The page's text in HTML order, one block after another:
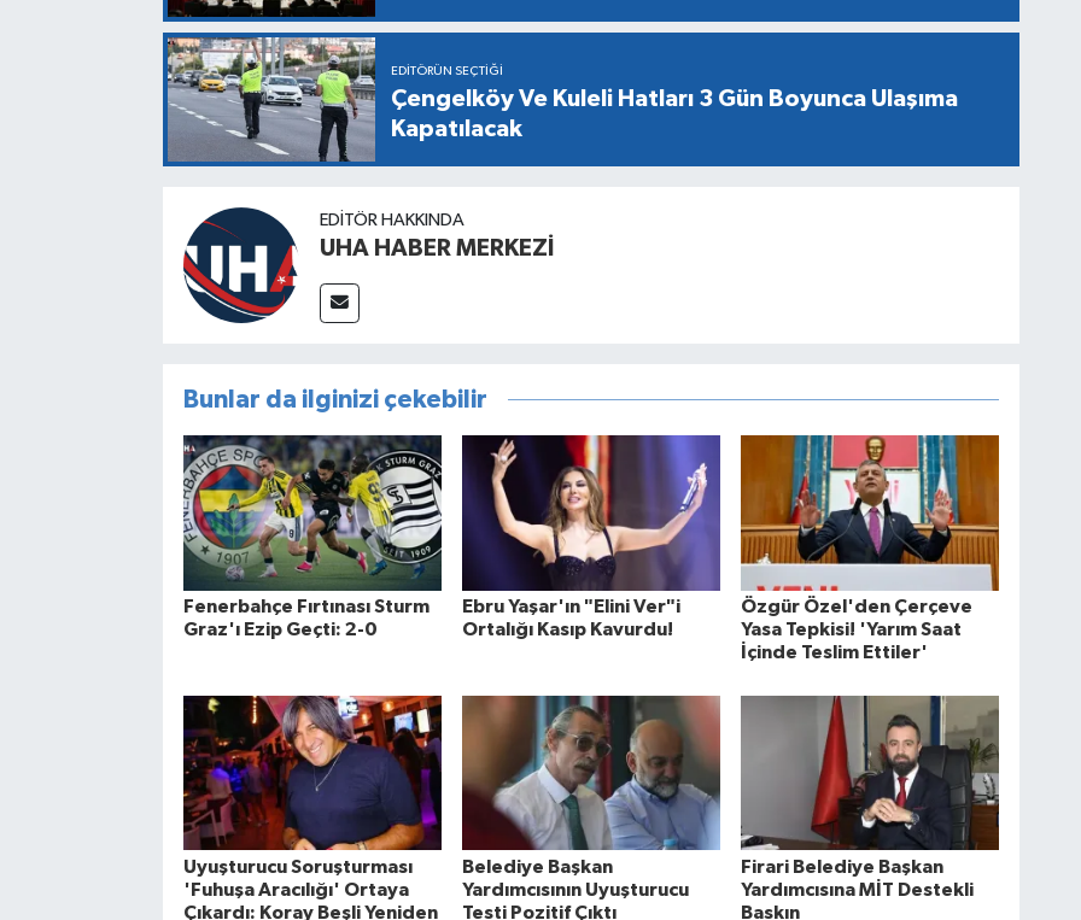
EDITÖRÜN SEÇTIĞI
Çengelköy Ve Kuleli Hatları 3 Gün Boyunca Ulaşıma
Kapatılacak
EDITÖR HAKKINDA
UHA HABER MERKEZİ
Bunlar da ilginizi çekebilir
Fenerbahçe Fırtınası Sturm
Graz'ı Ezip Geçti: 2-0
Ebru Yaşar'ın "Elini Ver"i
Ortalığı Kasıp Kavurdu!
Özgür Özel'den Çerçeve
Yasa Tepkisi! 'Yarım Saat
İçinde Teslim Ettiler'
Uyuşturucu Soruşturması
'Fuhuşa Aracılığı' Ortaya
Çıkardı: Koray Beşli Yeniden
Belediye Başkan
Yardımcısının Uyuşturucu
Testi Pozitif Çıktı
Firari Belediye Başkan
Yardımcısına MİT Destekli
Baskın